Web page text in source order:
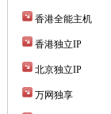
香港全能主机
香港独立IP
北京独立IP
万网独享